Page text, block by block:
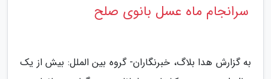
سرانجام ماه عسل بانوی صلح
به گزارش هدا بلاگ، خبرنگاران- گروه بین الملل: بیش از یک